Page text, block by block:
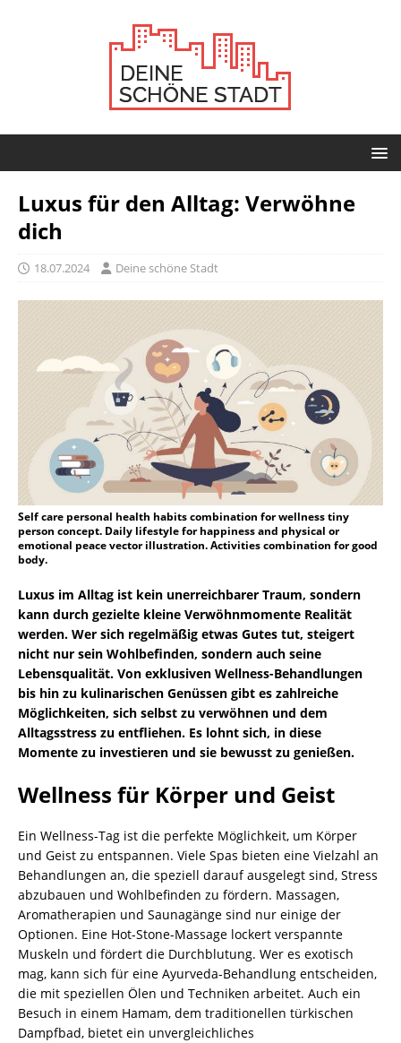
Luxus für den Alltag: Verwöhne
dich
18.07.2024 Deine schöne Stadt
Self care personal health habits combination for wellness tiny
person concept. Daily lifestyle for happiness and physical or
emotional peace vector illustration. Activities combination for good
body.
Luxus im Alltag ist kein unerreichbarer Traum, sondern
kann durch gezielte kleine Verwöhnmomente Realität
werden. Wer sich regelmäßig etwas Gutes tut, steigert
nicht nur sein Wohlbefinden, sondern auch seine
Lebensqualität. Von exklusiven Wellness-Behandlungen
bis hin zu kulinarischen Genüssen gibt es zahlreiche
Möglichkeiten, sich selbst zu verwöhnen und dem
Alltagsstress zu entfliehen. Es lohnt sich, in diese
Momente zu investieren und sie bewusst zu genießen.
Wellness für Körper und Geist
Ein Wellness-Tag ist die perfekte Möglichkeit, um Körper
und Geist zu entspannen. Viele Spas bieten eine Vielzahl an
Behandlungen an, die speziell darauf ausgelegt sind, Stress
abzubauen und Wohlbefinden zu fördern. Massagen,
Aromatherapien und Saunagänge sind nur einige der
Optionen. Eine Hot-Stone-Massage lockert verspannte
Muskeln und fördert die Durchblutung. Wer es exotisch
mag, kann sich für eine Ayurveda-Behandlung entscheiden,
die mit speziellen Ölen und Techniken arbeitet. Auch ein
Besuch in einem Hamam, dem traditionellen türkischen
Dampfbad, bietet ein unvergleichliches